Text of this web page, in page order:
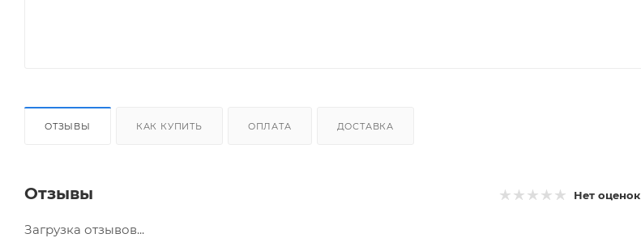
ОТЗЫВЫ КАК КУПИТЬ ОПЛАТА ДОСТАВКА
Отзывы Нет оценок
Загрузка отзывов...